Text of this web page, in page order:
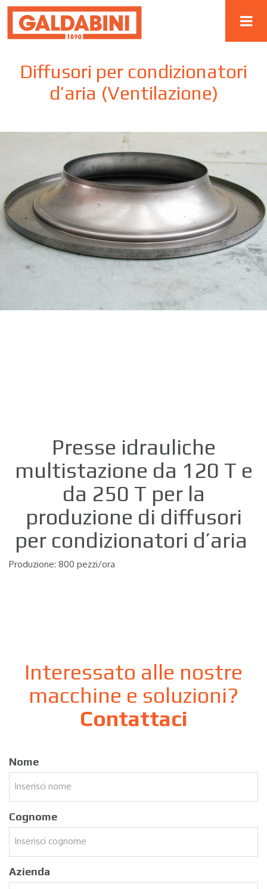
Diffusori per condizionatori
d’aria (Ventilazione)
Presse idrauliche
multistazione da 120 T e
da 250 T per la
produzione di diffusori
per condizionatori d’aria
Produzione: 800 pezzi/ora
Interessato alle nostre
macchine e soluzioni?
Contattaci
Nome
Cognome
Azienda